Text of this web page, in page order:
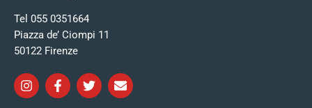
Tel 055 0351664
Piazza de’ Ciompi 11
50122 Firenze